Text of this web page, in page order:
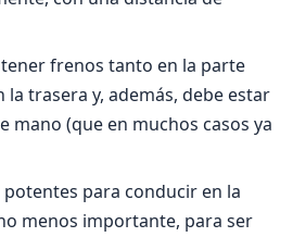
frenos tanto en la parte
trasera y, además, debe estar
mano (que en muchos casos ya
potentes para conducir en la
menos importante, para ser